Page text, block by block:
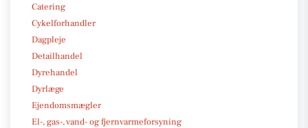
Catering
Cykelforhandler
Dagpleje
Detailhandel
Dyrehandel
Dyrlæge
Ejendomsmægler
El-, gas-, vand- og fjernvarmeforsyning